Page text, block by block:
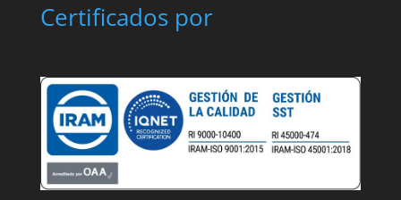
Certificados por